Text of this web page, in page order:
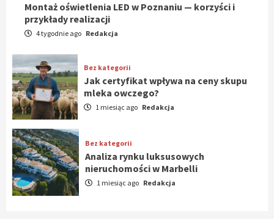
Montaż oświetlenia LED w Poznaniu — korzyści i
przykłady realizacji
4 tygodnie ago Redakcja
Bez kategorii
Jak certyfikat wpływa na ceny skupu
mleka owczego?
1 miesiąc ago Redakcja
Bez kategorii
Analiza rynku luksusowych
nieruchomości w Marbelli
1 miesiąc ago Redakcja